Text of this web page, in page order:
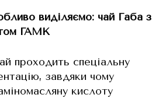
виділяємо: чай Габа з
ГАМК
проходить спеціальну
завдяки чому
кислоту